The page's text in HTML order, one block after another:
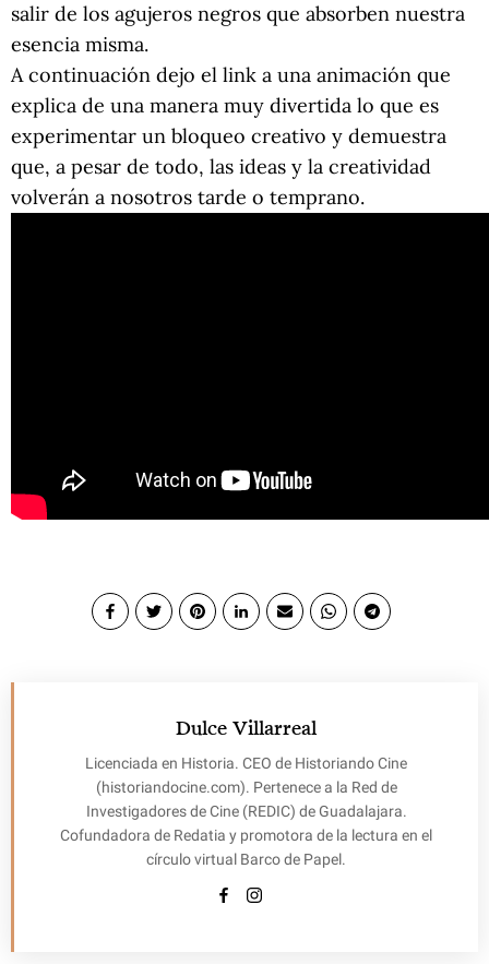
salir de los agujeros negros que absorben nuestra
esencia misma.
A continuación dejo el link a una animación que
explica de una manera muy divertida lo que es
experimentar un bloqueo creativo y demuestra
que, a pesar de todo, las ideas y la creatividad
volverán a nosotros tarde o temprano.
Dulce Villarreal
Licenciada en Historia. CEO de Historiando Cine
(historiandocine.com). Pertenece a la Red de
Investigadores de Cine (REDIC) de Guadalajara.
Cofundadora de Redatia y promotora de la lectura en el
círculo virtual Barco de Papel.